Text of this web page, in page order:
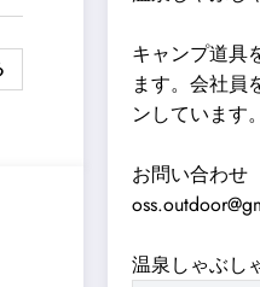
キャンプ道具
ます。会社員
ンしています。
お問い合わせ
温泉しゃぶし